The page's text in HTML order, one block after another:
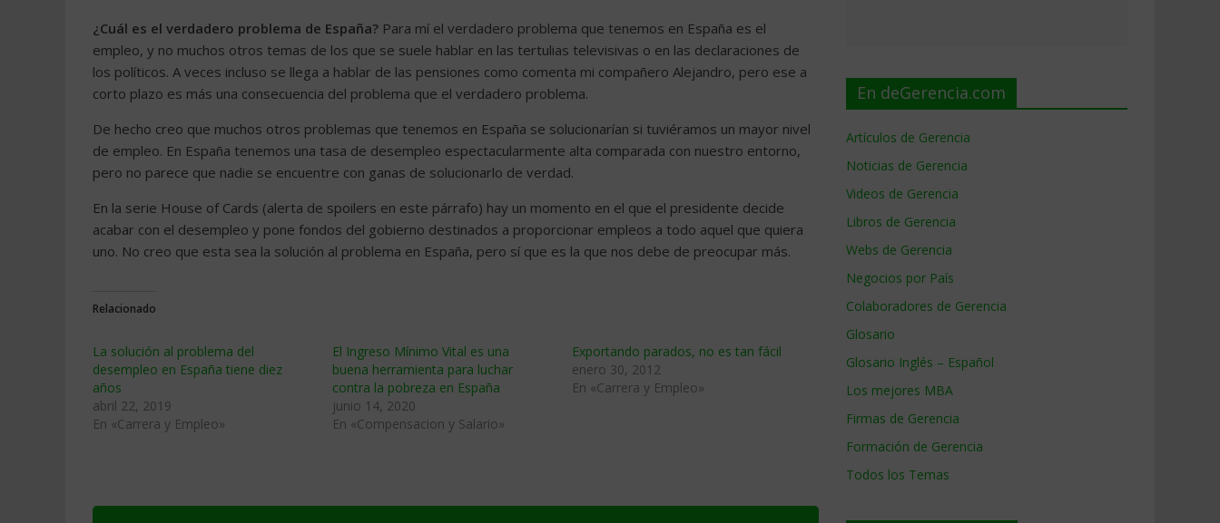
¿Cuál es el verdadero problema de España? Para mí el verdadero problema que tenemos en España es el
empleo, y no muchos otros temas de los que se suele hablar en las tertulias televisivas o en las declaraciones de
los políticos. A veces incluso se llega a hablar de las pensiones como comenta mi compañero Alejandro, pero ese a
corto plazo es más una consecuencia del problema que el verdadero problema.
De hecho creo que muchos otros problemas que tenemos en España se solucionarían si tuviéramos un mayor nivel
de empleo. En España tenemos una tasa de desempleo espectacularmente alta comparada con nuestro entorno,
pero no parece que nadie se encuentre con ganas de solucionarlo de verdad.
En la serie House of Cards (alerta de spoilers en este párrafo) hay un momento en el que el presidente decide
acabar con el desempleo y pone fondos del gobierno destinados a proporcionar empleos a todo aquel que quiera
uno. No creo que esta sea la solución al problema en España, pero sí que es la que nos debe de preocupar más.
Relacionado
La solución al problema del
desempleo en España tiene diez
años
abril 22, 2019
En «Carrera y Empleo»
El Ingreso Mínimo Vital es una
buena herramienta para luchar
contra la pobreza en España
junio 14, 2020
En «Compensacion y Salario»
Exportando parados, no es tan fácil
enero 30, 2012
En «Carrera y Empleo»
En deGerencia.com
Artículos de Gerencia
Noticias de Gerencia
Videos de Gerencia
Libros de Gerencia
Webs de Gerencia
Negocios por País
Colaboradores de Gerencia
Glosario
Glosario Inglés – Español
Los mejores MBA
Firmas de Gerencia
Formación de Gerencia
Todos los Temas